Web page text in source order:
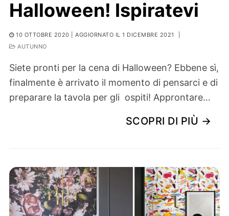
Halloween! Ispiratevi
10 OTTOBRE 2020 | AGGIORNATO IL 1 DICEMBRE 2021
AUTUNNO
Siete pronti per la cena di Halloween? Ebbene sì,
finalmente è arrivato il momento di pensarci e di
preparare la tavola per gli ospiti! Approntare…
SCOPRI DI PIÙ →